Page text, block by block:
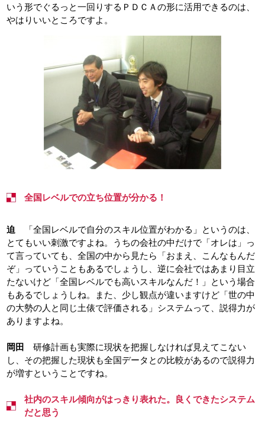
いう形でぐるっと一回りするＰＤＣＡの形に活用できるのは、
やはりいいところですよ。
全国レベルでの立ち位置が分かる！
迫 「全国レベルで自分のスキル位置がわかる」というのは、
とてもいい刺激ですよね。うちの会社の中だけで「オレは」っ
て言っていても、全国の中から見たら「おまえ、こんなもんだ
ぞ」っていうこともあるでしょうし、逆に会社ではあまり目立
たないけど「全国レベルでも高いスキルなんだ！」という場合
もあるでしょうしね。また、少し観点が違いますけど「世の中
の大勢の人と同じ土俵で評価される」システムって、説得力が
ありますよね。
岡田
研修計画も実際に現状を把握しなければ見えてこない
し、その把握した現状も全国データとの比較があるので説得力
が増すということですね。
社内のスキル傾向がはっきり表れた。良くできたシステム
だと思う